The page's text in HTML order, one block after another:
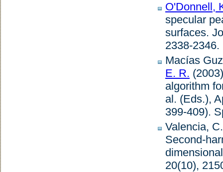
O'Donnell,
specular
surfaces.
2338-
Macías
E. R.
algorithm
al. (Eds.),
399-409).
Valencia,
Second-
20(10),